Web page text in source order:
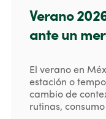
Verano
ante un
El verano en
estación o
cambio de
rutinas,